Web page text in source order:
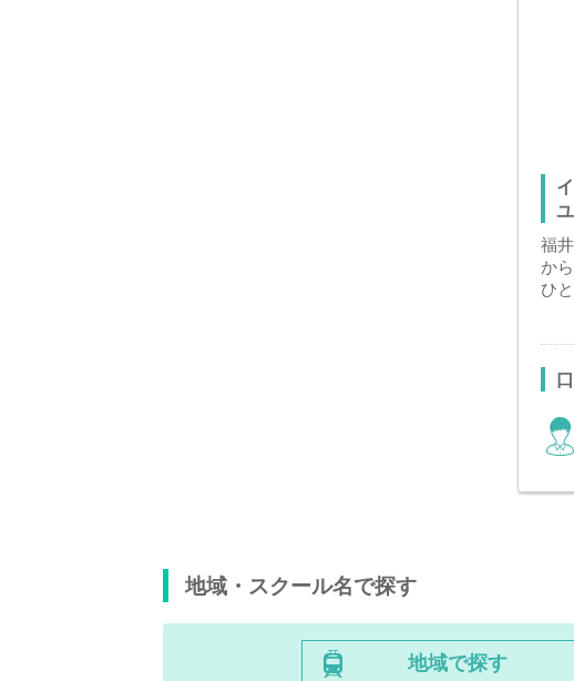
福
か
ひ
地域・スクール名で探す
地域で探す